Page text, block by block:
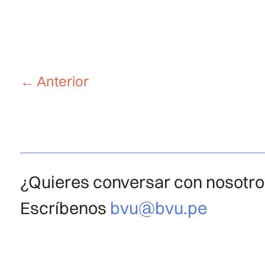
← Anterior
¿Quieres conversar con
Escríbenos bvu@bvu.pe